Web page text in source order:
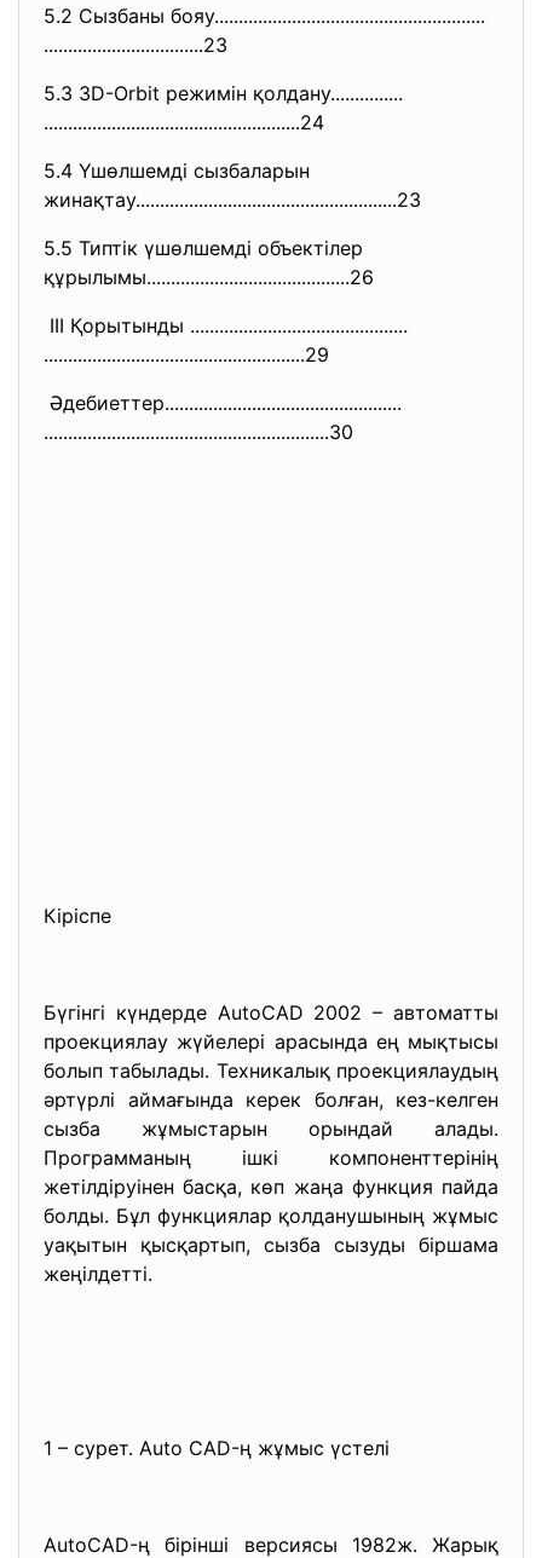
5.2 Сызбаны бояу........................................................
.................................23
5.3 3D-Orbit режимін қолдану...............
.....................................................24
5.4 Үшөлшемді сызбаларын
жинақтау......................................................23
5.5 Типтік үшөлшемді объектілер
құрылымы..........................................26
ІІІ Қорытынды .............................................
......................................................29
Әдебиеттер.................................................
...........................................................30
Кіріспе
Бүгінгі күндерде AutoCAD 2002 – автоматты
проекциялау жүйелері арасында ең мықтысы
болып табылады. Техникалық проекциялаудың
әртүрлі аймағында керек болған, кез-келген
сызба жұмыстарын орындай алады.
Программаның ішкі компоненттерінің
жетілдіруінен басқа, көп жаңа функция пайда
болды. Бұл функциялар қолданушының жұмыс
уақытын қысқартып, сызба сызуды біршама
жеңілдетті.
1 – сурет. Auto CAD-ң жұмыс үстелі
AutoCAD-ң бірінші версиясы 1982ж. Жарық